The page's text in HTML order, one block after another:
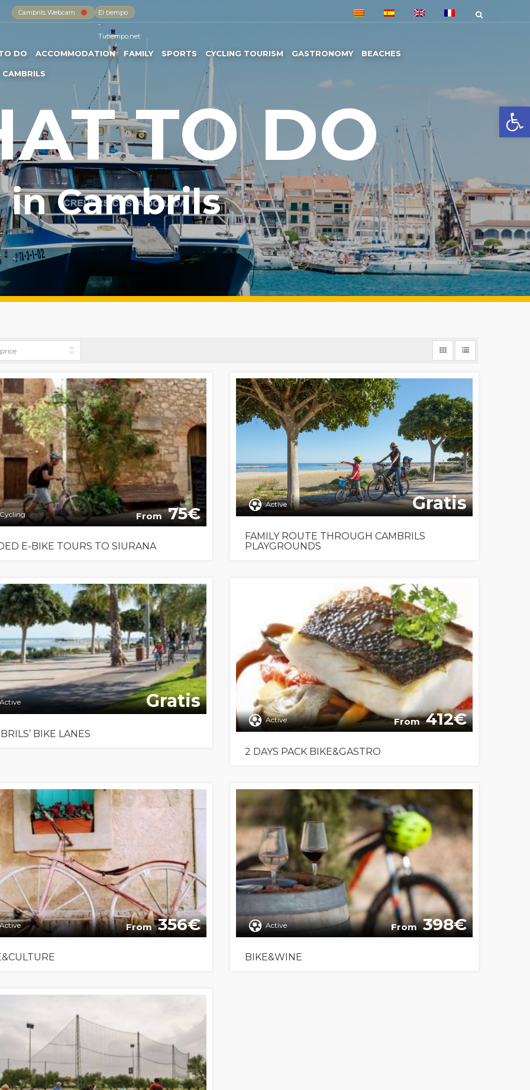
Cambrils Webcam
El tiempo
-
Tutiempo.net
DO ACCOMMODATION FAMILY SPORTS CYCLING TOURISM GASTRONOMY BEACHES
TO DO
in Cambrils
Cycling From 75
E-BIKE TOURS TO SIURANA
Active Gratis
FAMILY ROUTE THROUGH CAMBRILS
PLAYGROUNDS
Active Gratis
BIKE LANES
Active From 412
2 DAYS PACK BIKE&GASTRO
Active From 356 Active From 398
BIKE&WINE